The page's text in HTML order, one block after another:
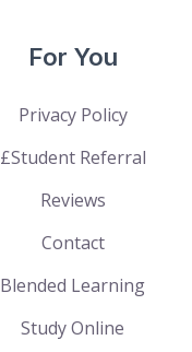
For You
Privacy Policy
£Student Referral
Reviews
Contact
Blended Learning
Study Online